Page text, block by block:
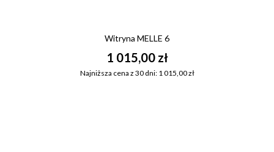
Witryna MELLE 6
1 015,00 zł
Najniższa cena z 30 dni: 1 015,00 zł